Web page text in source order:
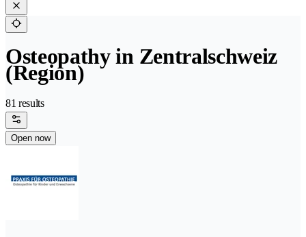
Osteopathy in Zentralschweiz
(Region)
81 results
Open now